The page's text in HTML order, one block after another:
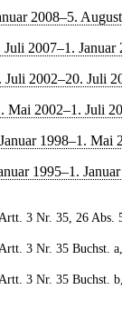
2008–5.
Juli 2007–1. Januar
Juli 2002–20. Juli
Mai 2002–1. Juli
1998–1. Mai
1995–1.
Artt. 3 Nr. 35, 26 Abs.
3 Nr. 35 Buchst.
3 Nr. 35 Buchst.